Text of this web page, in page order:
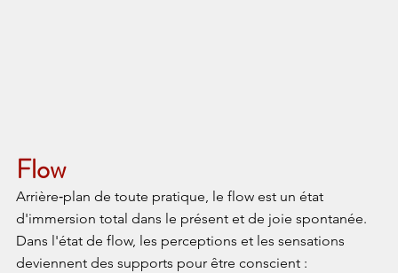
Flow
Arrière‑plan de toute pratique, le flow est un état
d'immersion total dans le présent et de joie spontanée.
Dans l'état de flow, les perceptions et les sensations
deviennent des supports pour être conscient :